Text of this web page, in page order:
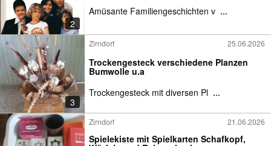
2
Amüsante Familiengeschichten v ...
3
Zirndorf 25.06.2026
Trockengesteck verschiedene Planzen
Bumwolle u.a
Trockengesteck mit diversen Pl ...
Zirndorf 21.06.2026
Spielekiste mit Spielkarten Schafkopf,